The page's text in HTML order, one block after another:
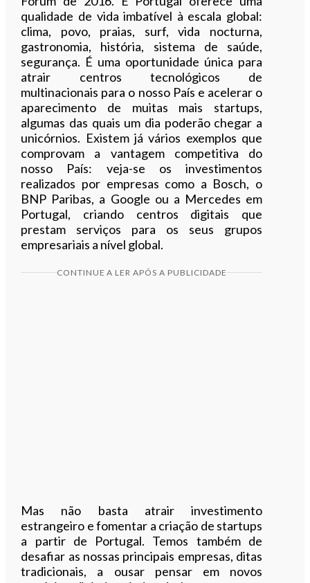
qualidade de vida imbatível à escala global:
clima, povo, praias, surf, vida nocturna,
gastronomia, história, sistema de saúde,
segurança. É uma oportunidade única para
atrair centros tecnológicos de
multinacionais para o nosso País e acelerar o
aparecimento de muitas mais startups,
algumas das quais um dia poderão chegar a
unicórnios. Existem já vários exemplos que
comprovam a vantagem competitiva do
nosso País: veja-se os investimentos
realizados por empresas como a Bosch, o
BNP Paribas, a Google ou a Mercedes em
Portugal, criando centros digitais que
prestam serviços para os seus grupos
empresariais a nível global.
CONTINUE A LER APÓS A PUBLICIDADE
Mas não basta atrair investimento
estrangeiro e fomentar a criação de startups
a partir de Portugal. Temos também de
desafiar as nossas principais empresas, ditas
tradicionais, a ousar pensar em novos